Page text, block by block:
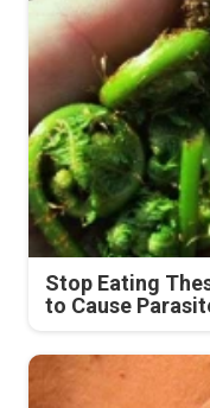
Stop Eating
to Cause